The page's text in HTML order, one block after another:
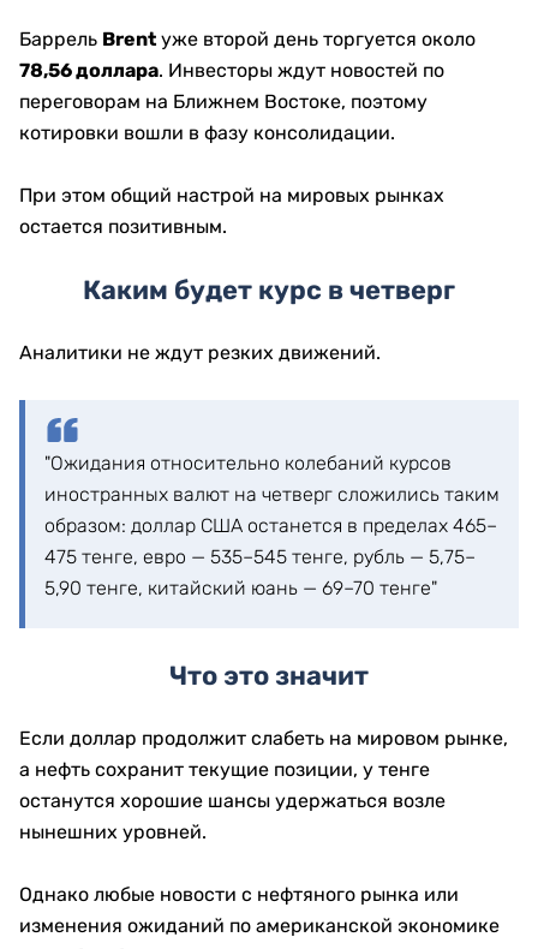
Баррель Brent уже второй день торгуется около
78,56 доллара. Инвесторы ждут новостей по
переговорам на Ближнем Востоке, поэтому
котировки вошли в фазу консолидации.
При этом общий настрой на мировых рынках
остается позитивным.
Каким будет курс в четверг
Аналитики не ждут резких движений.
"Ожидания относительно колебаний курсов
иностранных валют на четверг сложились таким
образом: доллар США останется в пределах 465–
475 тенге, евро — 535–545 тенге, рубль — 5,75–
5,90 тенге, китайский юань — 69–70 тенге"
Что это значит
Если доллар продолжит слабеть на мировом рынке,
а нефть сохранит текущие позиции, у тенге
останутся хорошие шансы удержаться возле
нынешних уровней.
Однако любые новости с нефтяного рынка или
изменения ожиданий по американской экономике